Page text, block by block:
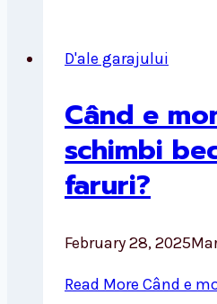
D'ale garajului
Când e
schimbi
faruri?
February 28, 2025
Read More Când e